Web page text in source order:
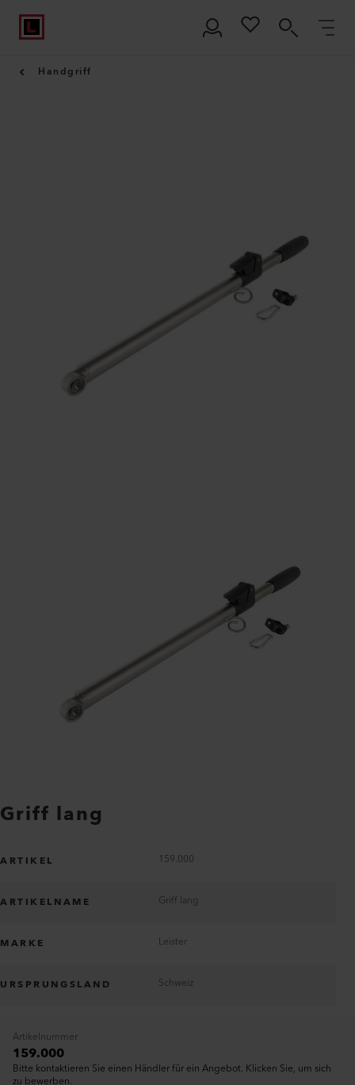
Handgriff
Griff lang
ARTIKEL 159.000
ARTIKELNAME Griff lang
MARKE Leister
URSPRUNGSLAND Schweiz
Artikelnummer
159.000
Bitte kontaktieren Sie einen Händler für ein Angebot. Klicken Sie, um sich
zu bewerben.